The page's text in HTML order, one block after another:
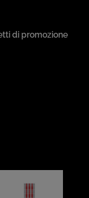
di promozione